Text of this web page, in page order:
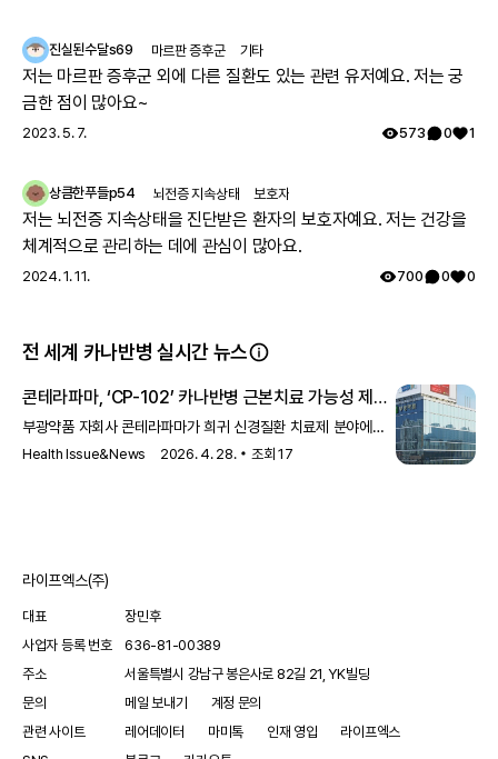
나, 말하거나, 걷는 것조차 할 수 없는 많은 신체적 제한을 가지고 있습니
다. 대부분의 환자의 예후는 좋지 않으며, 경미한 질환을 가진 환자조차
도 삶의 질이 낮습니다.
카나반병 과관련된
전 세계 임상시험 현황이 궁금하다면
걱정스러워서리.. 다들 몇주차에 무슨 검사하셨나요? 도움 좀 주심
감사하겠습니다.
진실된수달s69 마르판 증후군 기타
저는 마르판 증후군 외에 다른 질환도 있는 관련 유저예요. 저는 궁
금한 점이 많아요~
2023. 5. 7. 573 0 1
상큼한푸들p54 뇌전증 지속상태 보호자
저는 뇌전증 지속상태을 진단받은 환자의 보호자예요. 저는 건강을
체계적으로 관리하는 데에 관심이 많아요.
2024. 1. 11. 700 0 0
전 세계 카나반병 실시간 뉴스
콘테라파마, ‘CP-102’ 카나반병 근본치료 가능성 제시
- Health Issue&News
부광약품 자회사 콘테라파마가 희귀 신경질환 치료제 분야에서
의미 있는 연구성과를 공개했다.콘테라파마는 지난 22일
Health Issue&News 2026. 4. 28. 조회17
라이프엑스(주)
대표
장민후
사업자 등록 번호
636-81-00389
주소
서울특별시 강남구 봉은사로 82길 21, YK빌딩
문의
메일 보내기
계정 문의
관련 사이트
레어데이터 마미톡 인재 영입
라이프엑스